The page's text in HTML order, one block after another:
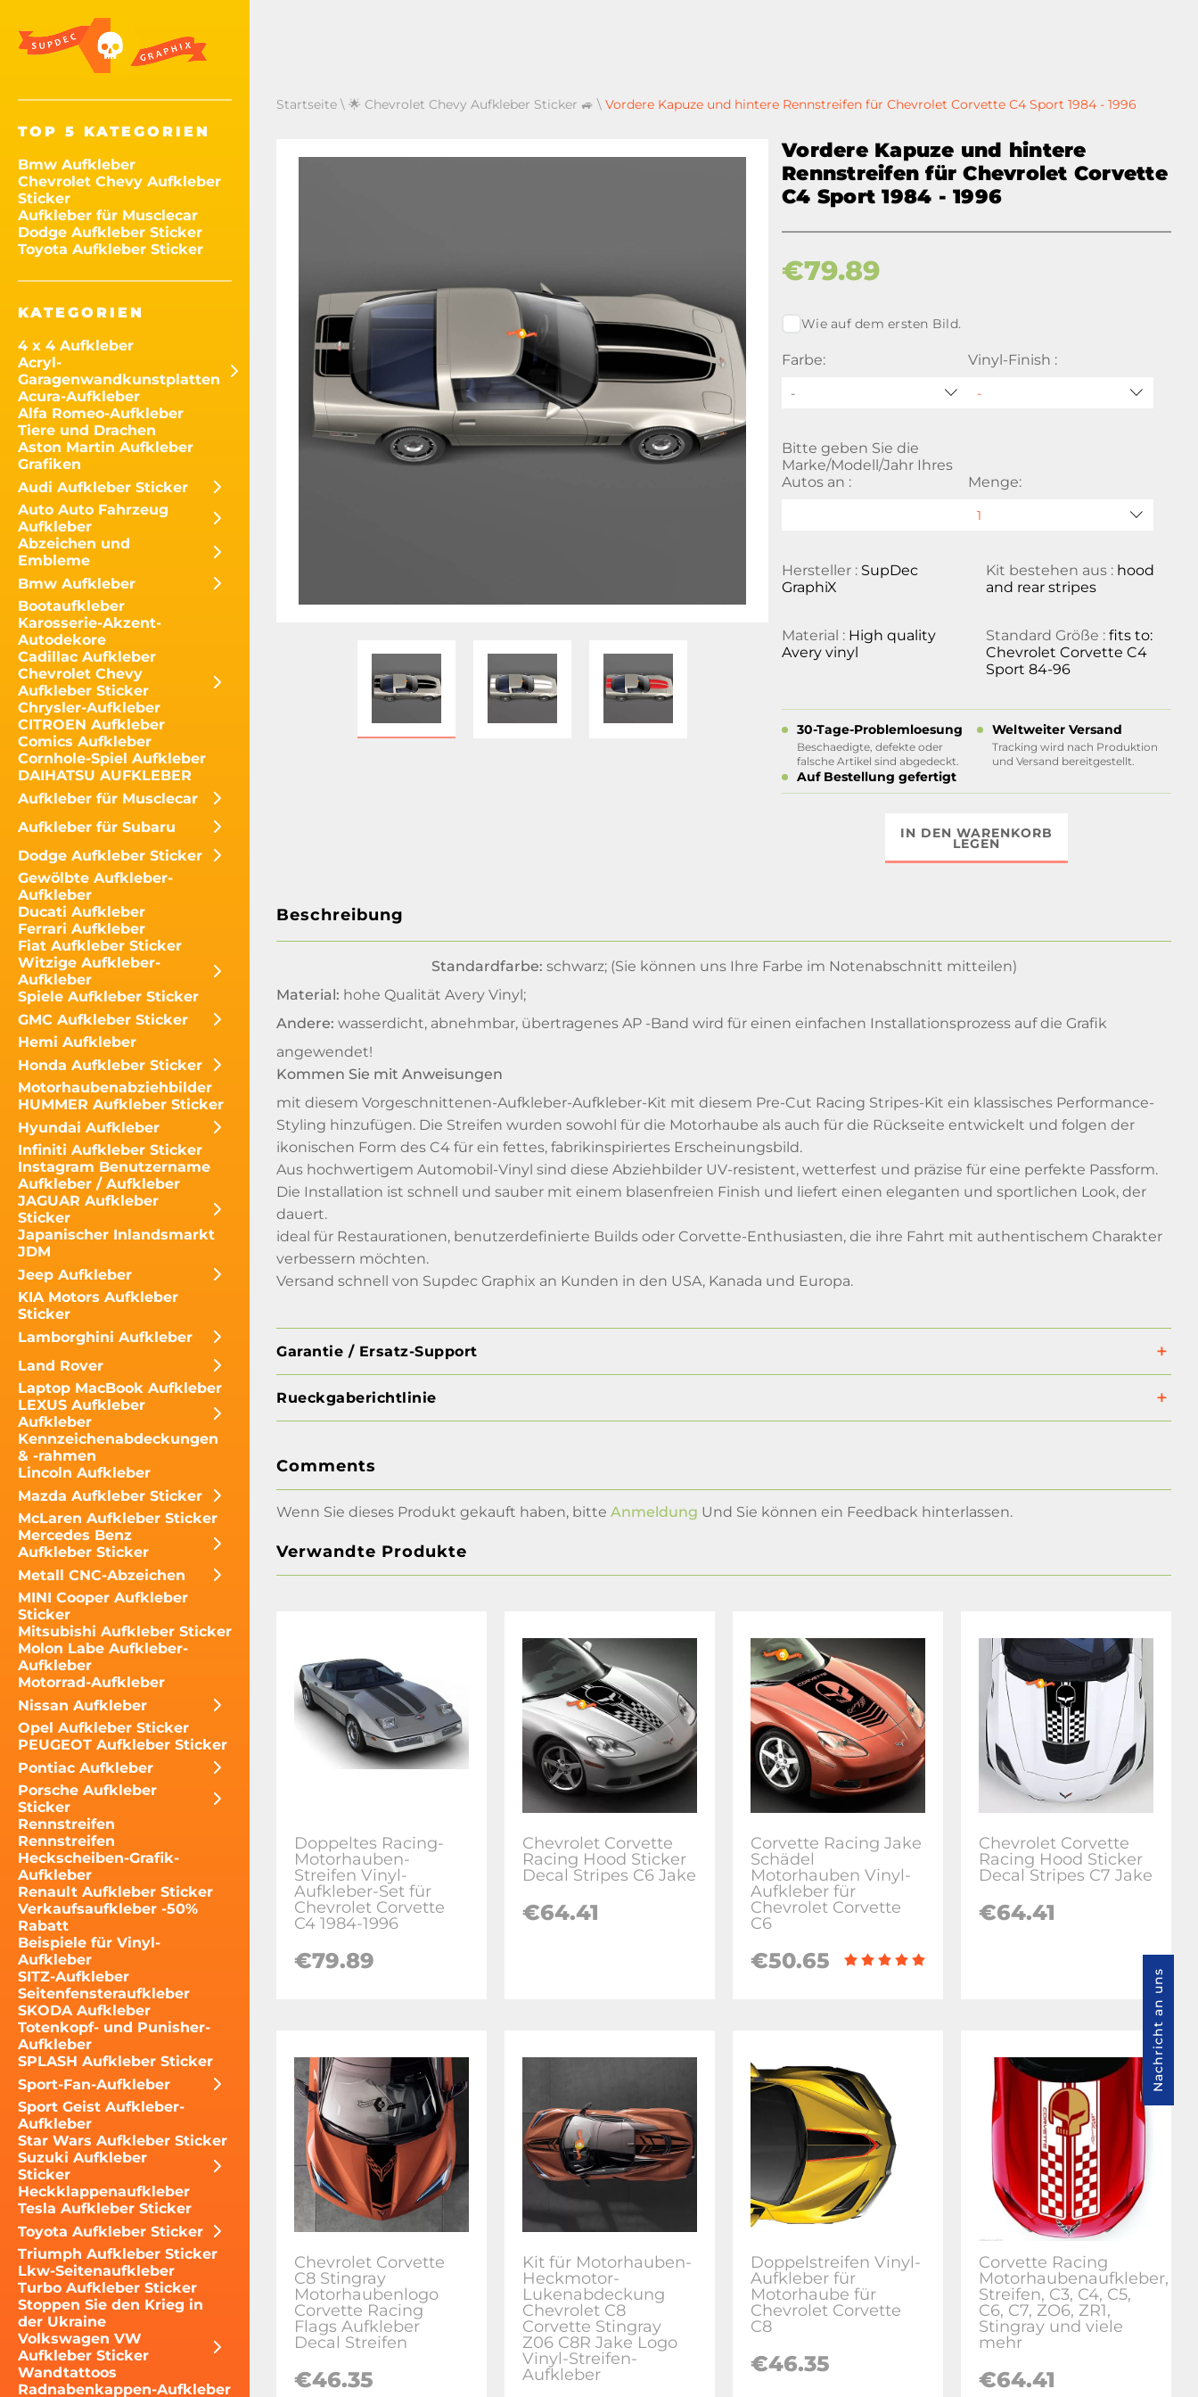
TOP 5 KATEGORIEN
Bmw Aufkleber
Chevrolet Chevy Aufkleber
Sticker
Aufkleber für Musclecar
Dodge Aufkleber Sticker
Toyota Aufkleber Sticker
KATEGORIEN
4 x 4 Aufkleber
Acryl-
Garagenwandkunstplatten
Acura-Aufkleber
Alfa Romeo-Aufkleber
Tiere und Drachen
Aston Martin Aufkleber
Grafiken
Audi Aufkleber Sticker
Auto Auto Fahrzeug
Aufkleber
Abzeichen und
Embleme
Bmw Aufkleber
Bootaufkleber
Karosserie-Akzent-
Autodekore
Cadillac Aufkleber
Chevrolet Chevy
Aufkleber Sticker
Chrysler-Aufkleber
CITROEN Aufkleber
Comics Aufkleber
Cornhole-Spiel Aufkleber
DAIHATSU AUFKLEBER
Aufkleber für Musclecar
Aufkleber für Subaru
Dodge Aufkleber Sticker
Gewölbte Aufkleber-
Aufkleber
Ducati Aufkleber
Ferrari Aufkleber
Fiat Aufkleber Sticker
Witzige Aufkleber-
Aufkleber
Spiele Aufkleber Sticker
GMC Aufkleber Sticker
Hemi Aufkleber
Honda Aufkleber Sticker
Motorhaubenabziehbilder
HUMMER Aufkleber Sticker
Hyundai Aufkleber
Infiniti Aufkleber Sticker
Instagram Benutzername
Aufkleber / Aufkleber
JAGUAR Aufkleber
Sticker
Japanischer Inlandsmarkt
JDM
Jeep Aufkleber
KIA Motors Aufkleber
Sticker
Lamborghini Aufkleber
Land Rover
Laptop MacBook Aufkleber
LEXUS Aufkleber
Aufkleber
Kennzeichenabdeckungen
& -rahmen
Lincoln Aufkleber
Mazda Aufkleber Sticker
McLaren Aufkleber Sticker
Mercedes Benz
Aufkleber Sticker
Metall CNC-Abzeichen
MINI Cooper Aufkleber
Sticker
Mitsubishi Aufkleber Sticker
Molon Labe Aufkleber-
Aufkleber
Motorrad-Aufkleber
Nissan Aufkleber
Opel Aufkleber Sticker
PEUGEOT Aufkleber Sticker
Pontiac Aufkleber
Porsche Aufkleber
Sticker
Rennstreifen
Rennstreifen
Heckscheiben-Grafik-
Aufkleber
Renault Aufkleber Sticker
Verkaufsaufkleber -50%
Rabatt
Beispiele für Vinyl-
Aufkleber
SITZ-Aufkleber
Seitenfensteraufkleber
SKODA Aufkleber
Totenkopf- und Punisher-
Aufkleber
SPLASH Aufkleber Sticker
Sport-Fan-Aufkleber
Sport Geist Aufkleber-
Aufkleber
Star Wars Aufkleber Sticker
Suzuki Aufkleber
Sticker
Heckklappenaufkleber
Tesla Aufkleber Sticker
Toyota Aufkleber Sticker
Triumph Aufkleber Sticker
Lkw-Seitenaufkleber
Turbo Aufkleber Sticker
Stoppen Sie den Krieg in
der Ukraine
Volkswagen VW
Aufkleber Sticker
Wandtattoos
Radnabenkappen-Aufkleber
Startseite \ 🌟 Chevrolet Chevy Aufkleber Sticker 🚙 \ Vordere Kapuze und hintere Rennstreifen für Chevrolet Corvette C4 Sport 1984 - 1996
Vordere Kapuze und hintere
Rennstreifen für Chevrolet Corvette
C4 Sport 1984 - 1996
€79.89
Wie auf dem ersten Bild.
Farbe:
-
Vinyl-Finish :
Bitte geben Sie die
Marke/Modell/Jahr Ihres
Autos an :
Menge:
Hersteller : SupDec
GraphiX
Kit bestehen aus : hood
and rear stripes
Material : High quality
Avery vinyl
Standard Größe : fits to:
Chevrolet Corvette C4
Sport 84-96
30-Tage-Problemloesung
Beschaedigte, defekte oder
falsche Artikel sind abgedeckt.
Weltweiter Versand
Tracking wird nach Produktion
und Versand bereitgestellt.
Auf Bestellung gefertigt
IN DEN WARENKORB
LEGEN
Beschreibung
Standardfarbe: schwarz; (Sie können uns Ihre Farbe im Notenabschnitt mitteilen)
Material: hohe Qualität Avery Vinyl;
Andere: wasserdicht, abnehmbar, übertragenes AP -Band wird für einen einfachen Installationsprozess auf die Grafik
angewendet!
Kommen Sie mit Anweisungen
mit diesem Vorgeschnittenen-Aufkleber-Aufkleber-Kit mit diesem Pre-Cut Racing Stripes-Kit ein klassisches Performance-
Styling hinzufügen. Die Streifen wurden sowohl für die Motorhaube als auch für die Rückseite entwickelt und folgen der
ikonischen Form des C4 für ein fettes, fabrikinspiriertes Erscheinungsbild.
Aus hochwertigem Automobil-Vinyl sind diese Abziehbilder UV-resistent, wetterfest und präzise für eine perfekte Passform.
Die Installation ist schnell und sauber mit einem blasenfreien Finish und liefert einen eleganten und sportlichen Look, der
dauert.
ideal für Restaurationen, benutzerdefinierte Builds oder Corvette-Enthusiasten, die ihre Fahrt mit authentischem Charakter
verbessern möchten.
Versand schnell von Supdec Graphix an Kunden in den USA, Kanada und Europa.
Garantie / Ersatz-Support
Rueckgaberichtlinie
Comments
Wenn Sie dieses Produkt gekauft haben, bitte Anmeldung Und Sie können ein Feedback hinterlassen.
Verwandte Produkte
Doppeltes Racing-
Motorhauben-
Streifen Vinyl-
Aufkleber-Set für
Chevrolet Corvette
C4 1984-1996
€79.89
Chevrolet Corvette
Racing Hood Sticker
Decal Stripes C6 Jake
€64.41
Corvette Racing Jake
Schädel
Motorhauben Vinyl-
Aufkleber für
Chevrolet Corvette
C6
€50.65
Chevrolet Corvette
Racing Hood Sticker
Decal Stripes C7 Jake
€64.41
Chevrolet Corvette
C8 Stingray
Motorhaubenlogo
Corvette Racing
Flags Aufkleber
Decal Streifen
€46.35
Kit für Motorhauben-
Heckmotor-
Lukenabdeckung
Chevrolet C8
Corvette Stingray
Z06 C8R Jake Logo
Vinyl-Streifen-
Aufkleber
Doppelstreifen Vinyl-
Aufkleber für
Motorhaube für
Chevrolet Corvette
C8
€46.35
Corvette Racing
Motorhaubenaufkleber,
Streifen, C3, C4, C5,
C6, C7, ZO6, ZR1,
Stingray und viele
mehr
€64.41
Nachricht an uns